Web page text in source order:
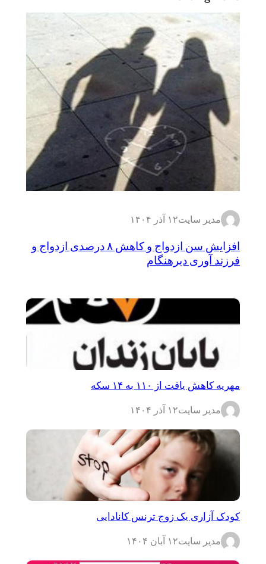
مدیر سایت۱۲ آذر ۱۴۰۴
افزایش سن ازدواج و کاهش ۸ درصدی ازدواج و
فرزند آوری دیرهنگام
مهریه کاهش یافت از ۱۱۰ به ۱۴ سکه
مدیر سایت۱۲ آذر ۱۴۰۴
کودک آزاری یک زوج ترنس کانادایی
مدیر سایت۱۲ آبان ۱۴۰۴